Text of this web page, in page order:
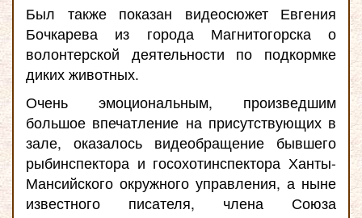
Был также показан видеосюжет Евгения
Бочкарева из города Магнитогорска о
волонтерской деятельности по подкормке
диких животных.
Очень эмоциональным, произведшим
большое впечатление на присутствующих в
зале, оказалось видеобращение бывшего
рыбинспектора и госохотинспектора Ханты-
Мансийского окружного управления, а ныне
известного писателя, члена Союза